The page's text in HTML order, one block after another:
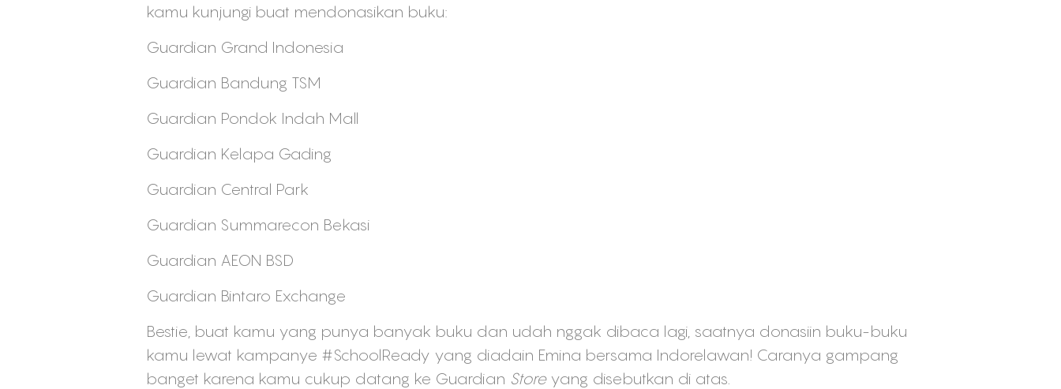
kamu kunjungi buat mendonasikan buku:
Guardian Grand Indonesia
Guardian Bandung TSM
Guardian Pondok Indah Mall
Guardian Kelapa Gading
Guardian Central Park
Guardian Summarecon Bekasi
Guardian AEON BSD
Guardian Bintaro Exchange
Bestie, buat kamu yang punya banyak buku dan udah nggak dibaca lagi, saatnya donasiin buku-buku
kamu lewat kampanye #SchoolReady yang diadain Emina bersama Indorelawan! Caranya gampang
banget karena kamu cukup datang ke Guardian Storeyang disebutkan di atas.